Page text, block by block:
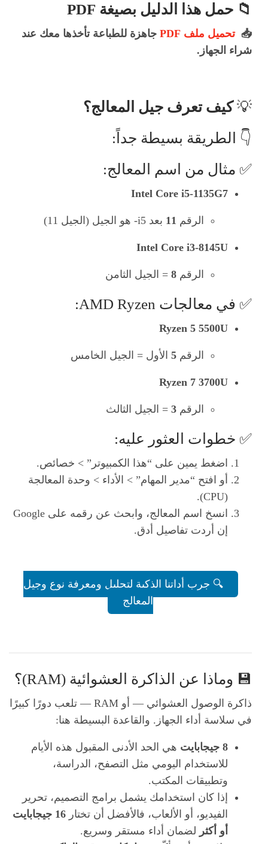
📁 حمل هذا الدليل بصيغة PDF
📥تحميل ملف PDF
جاهزة للطباعة تأخذها معك عند
شراء الجهاز.
💡كيف تعرف جيل المعالج؟
👇 الطريقة بسيطة جداً:
✅ مثال من اسم المعالج:
Intel Core i5-1135G7
الرقم 11 بعد i5- هو الجيل (الجيل 11)
Intel Core i3-8145U
الرقم 8 = الجيل الثامن
✅ في معالجات AMD Ryzen:
Ryzen 5 5500U
الرقم 5 الأول = الجيل الخامس
Ryzen 7 3700U
الرقم 3 = الجيل الثالث
✅ خطوات العثور عليه:
اضغط يمين على “هذا الكمبيوتر” > خصائص.
أو افتح “مدير المهام” > الأداء > وحدة المعالجة
(CPU).
انسخ اسم المعالج، وابحث عن رقمه على Google
إن أردت تفاصيل أدق.
🔍 جرب أداتنا الذكية لتحليل ومعرفة نوع وجيل
المعالج
💾 وماذا عن الذاكرة العشوائية (RAM)؟
ذاكرة الوصول العشوائي — أو RAM — تلعب دورًا كبيرًا
في سلاسة أداء الجهاز. والقاعدة البسيطة هنا:
8 جيجابايت
هي الحد الأدنى المقبول هذه الأيام
للاستخدام اليومي مثل التصفح، الدراسة،
وتطبيقات المكتب.
إذا كان استخدامك يشمل برامج التصميم، تحرير
الفيديو، أو الألعاب، فالأفضل أن تختار
16 جيجابايت
أو أكثر لضمان أداء مستقر وسريع.